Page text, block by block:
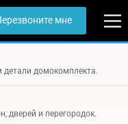
мне
детали домокомплекта.
дверей и перегородок.